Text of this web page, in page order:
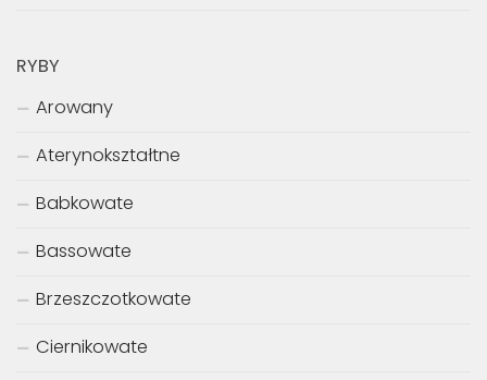
RYBY
Arowany
Aterynokształtne
Babkowate
Bassowate
Brzeszczotkowate
Ciernikowate